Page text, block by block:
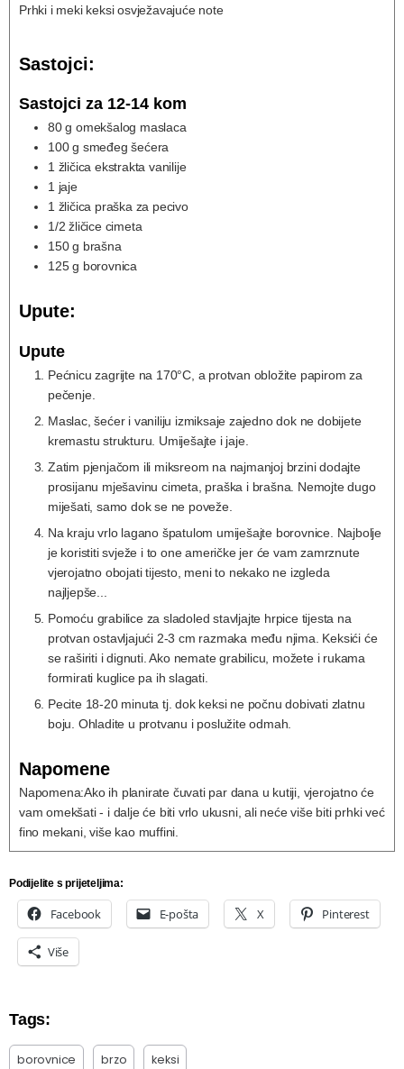
Prhki i meki keksi osvježavajuće note
Sastojci:
Sastojci za 12-14 kom
80 g omekšalog maslaca
100 g smeđeg šećera
1 žličica ekstrakta vanilije
1 jaje
1 žličica praška za pecivo
1/2 žličice cimeta
150 g brašna
125 g borovnica
Upute:
Upute
Pećnicu zagrijte na 170°C, a protvan obložite papirom za
pečenje.
Maslac, šećer i vaniliju izmiksaje zajedno dok ne dobijete
kremastu strukturu. Umiješajte i jaje.
Zatim pjenjačom ili miksreom na najmanjoj brzini dodajte
prosijanu mješavinu cimeta, praška i brašna. Nemojte dugo
miješati, samo dok se ne poveže.
Na kraju vrlo lagano špatulom umiješajte borovnice. Najbolje
je koristiti svježe i to one američke jer će vam zamrznute
vjerojatno obojati tijesto, meni to nekako ne izgleda
najljepše...
Pomoću grabilice za sladoled stavljajte hrpice tijesta na
protvan ostavljajući 2-3 cm razmaka među njima. Keksići će
se raširiti i dignuti. Ako nemate grabilicu, možete i rukama
formirati kuglice pa ih slagati.
Pecite 18-20 minuta tj. dok keksi ne počnu dobivati zlatnu
boju. Ohladite u protvanu i poslužite odmah.
Napomene
Napomena:Ako ih planirate čuvati par dana u kutiji, vjerojatno će
vam omekšati - i dalje će biti vrlo ukusni, ali neće više biti prhki već
fino mekani, više kao muffini.
Podijelite s prijeteljima:
Facebook E-pošta X Pinterest
Više
Tags:
borovnice brzo keksi